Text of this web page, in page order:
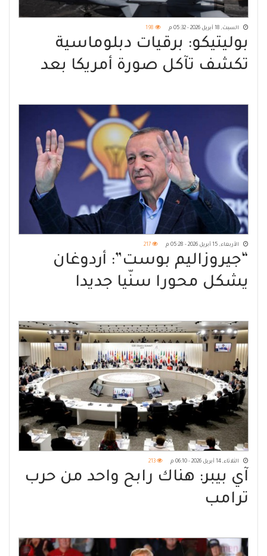
السبت, 18 أبريل 2026 - 05:32 م 198
بوليتيكو: برقيات دبلوماسية
تكشف تآكل صورة أمريكا بعد
الأربعاء, 15 أبريل 2026 - 05:28 م 217
“جيروزاليم بوست”: أردوغان
يشكل محورا سنّيا جديدا
الثلاثاء, 14 أبريل 2026 - 06:10 م 213
آي بيبر: هناك رابح واحد من حرب
ترامب